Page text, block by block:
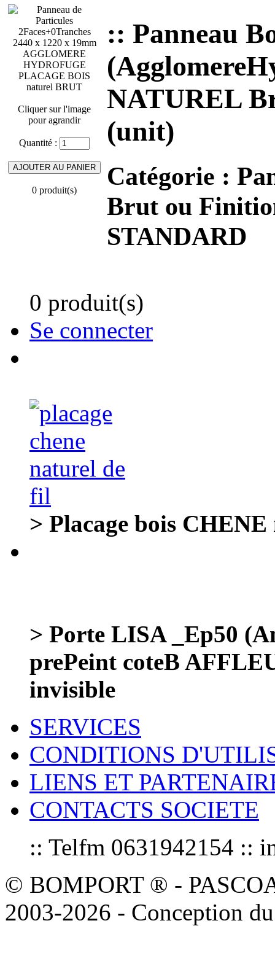
Cliquer sur l'image
pour agrandir
Quantité :
0 produit(s)
:: Panneau
NATUREL
(unit)
Catégorie :
Brut ou
STANDARD
0 produit(s)
Se connecter
> Placage bois
> Porte LISA _Ep50
prePeint coteB
invisible
SERVICES
CONDITIONS
LIENS ET
CONTACTS SOCIETE
:: Telfm 0631942154 ::
© BOMPORT ® -
2003-2026 - Conception